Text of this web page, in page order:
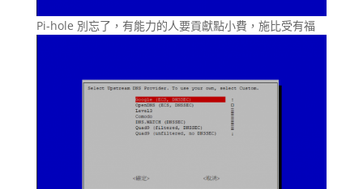
Pi-hole 別忘了，有能力的人要貢獻點小費，施比受有福